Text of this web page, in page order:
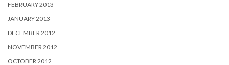
FEBRUARY 2013
JANUARY 2013
DECEMBER 2012
NOVEMBER 2012
OCTOBER 2012